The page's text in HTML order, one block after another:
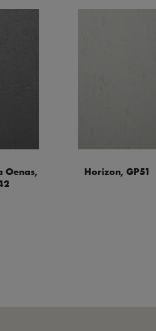
Oenas,
Horizon, GP51